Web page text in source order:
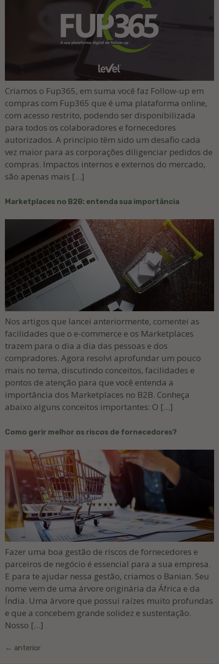
Criamos o Fup365, em suma você faz Follow-up em
compras com Fup365 que é uma plataforma online,
com acesso restrito, podendo ser disponibilizada
para todos os colaboradores e fornecedores
autorizados. A princípio têm sido um desafio cada
vez maior para as corporações diligenciar pedidos de
compras. Impactos internos e externos do mercado,
são apenas mais […]
Marketplaces no B2B: entenda sua importância
Nos artigos que lancei anteriormente, comentei as
facilidades que o e-commerce e os Marketplaces
trazem para o dia a dia das pessoas e dos
compradores. Agora resolvi aprofundar um pouco
mais no tema, discutindo conceitos, facilidades e
pontos de atenção para que você entenda a
importância dos Marketplaces no B2B. Conheça
abaixo alguns conceitos importantes: O […]
Como gerir melhor os riscos de fornecedores?
Fazer uma boa gestão de riscos de fornecedores e
parceiros de negócio é essencial para a sua empresa.
E para te ajudar nessa gestão, criamos o Banian. Seu
nome vem de uma árvore originária da África e da
Índia. Uma árvore que possui raízes muito profundas
e que a concebem grande solidez e sustentação.
Nosso […]
← anterior